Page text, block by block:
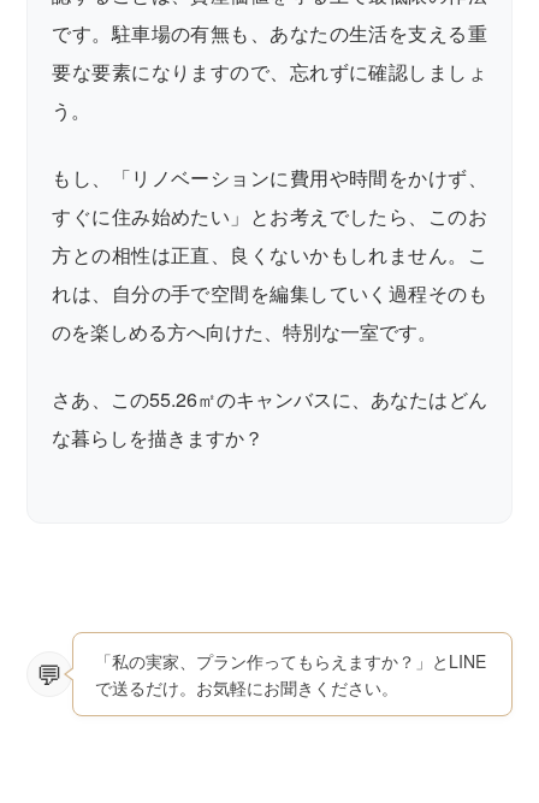
です。駐車場の有無も、あなたの生活を支える重
要な要素になりますので、忘れずに確認しましょ
う。
もし、「リノベーションに費用や時間をかけず、
すぐに住み始めたい」とお考えでしたら、このお
方との相性は正直、良くないかもしれません。こ
れは、自分の手で空間を編集していく過程そのも
のを楽しめる方へ向けた、特別な一室です。
さあ、この55.26㎡のキャンバスに、あなたはどん
な暮らしを描きますか？
「私の実家、プラン作ってもらえますか？」とLINE
で送るだけ。お気軽にお聞きください。